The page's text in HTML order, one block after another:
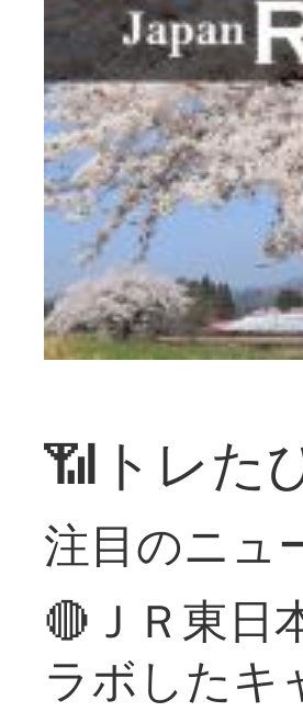
📶トレた
注目のニュ
🔴ＪＲ東日
ラボしたキ